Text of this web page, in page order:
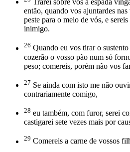
Trarei sobre vós a espada
então, quando vos ajuntardes
peste para o meio de vós, e
inimigo.
26 Quando eu vos tirar o
cozerão o vosso pão num só
peso; comereis, porém não vos
27 Se ainda com isto me não
contrariamente comigo,
28 eu também, com furor, serei
castigarei sete vezes mais por
29 Comereis a carne de vossos